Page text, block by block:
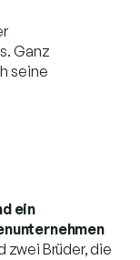
ein
zwei Brüder, die
Ganz
seine